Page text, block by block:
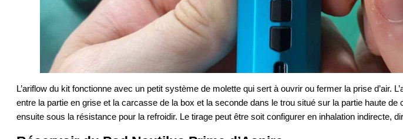
L’ariflow du kit fonctionne avec un petit système de molette qui sert à ouvrir ou fermer la prise d’air.
entre la partie en grise et la carcasse de la box et la seconde dans le trou situé sur la partie haute de
ensuite sous la résistance pour la refroidir. Le tirage peut être soit configurer en inhalation indirecte,